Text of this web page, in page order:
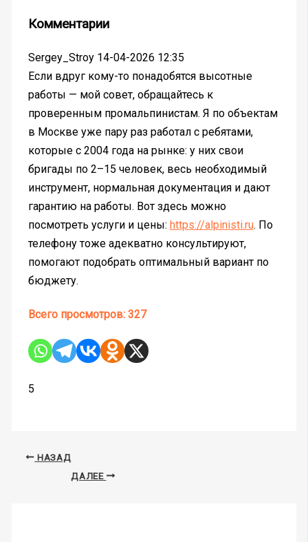
Комментарии
Sergey_Stroy 14-04-2026 12:35
Если вдруг кому-то понадобятся высотные
работы — мой совет, обращайтесь к
проверенным промальпинистам. Я по объектам
в Москве уже пару раз работал с ребятами,
которые с 2004 года на рынке: у них свои
бригады по 2–15 человек, весь необходимый
инструмент, нормальная документация и дают
гарантию на работы. Вот здесь можно
посмотреть услуги и цены: https://alpinisti.ru. По
телефону тоже адекватно консультируют,
помогают подобрать оптимальный вариант по
бюджету.
Всего просмотров: 327
5
НАЗАД
ДАЛЕЕ